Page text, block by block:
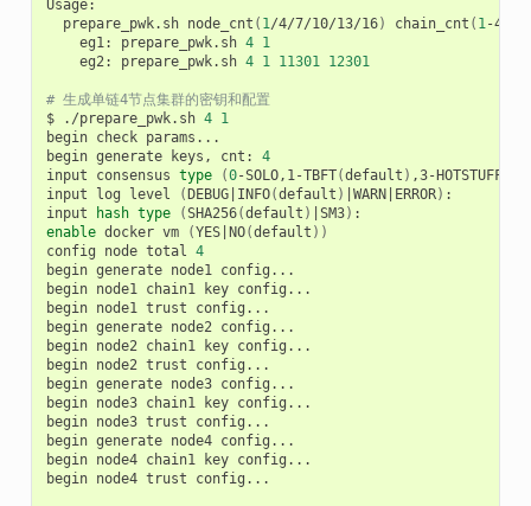
prepare_pwk.sh node_cnt ( 1/4/7/10/13/16) chain_cnt ( 1-4
eg1:
prepare_pwk.sh 4 1
eg2:
prepare_pwk.sh 4 1 11301 12301
# 生成单链4节点集群的密钥和配置
$
./prepare_pwk.sh 4 1
begin check params...
begin generate keys, cnt:
4
input
consensus type (0-SOLO,1-TBFT(default ) ,3-HOTSTUFF,4-
input
log level (DEBUG| INFO(default ) WARN| ERROR) :
input
hash type (SHA256(default ) SM3)
enable docker vm (YES| NO(default ))
config
node total 4
begin generate node1 config...
begin node1 chain1 key config...
begin node1 trust
config...
begin generate node2 config...
begin node2 chain1 key config...
begin node2 trust
config...
begin generate node3 config...
begin node3 chain1 key config...
begin node3 trust
config...
begin generate node4 config...
begin node4 chain1 key config...
begin node4 trust config...